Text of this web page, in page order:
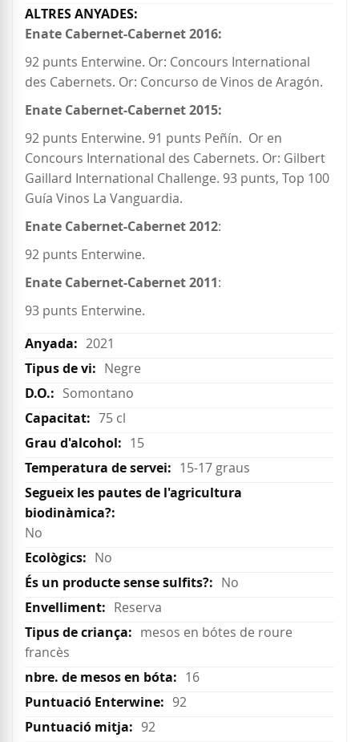
Enate Cabernet-Cabernet 2016:
92 punts Enterwine. Or: Concours International
des Cabernets. Or: Concurso de Vinos de Aragón.
Enate Cabernet-Cabernet 2015:
92 punts Enterwine. 91 punts Peñín. Or en
Concours International des Cabernets. Or: Gilbert
Gaillard International Challenge. 93 punts, Top 100
Guía Vinos La Vanguardia.
Enate Cabernet-Cabernet 2012:
92 punts Enterwine.
Enate Cabernet-Cabernet 2011:
93 punts Enterwine.
2021
Negre
Somontano
75 cl
15
15-17 graus
No
No
No
Reserva
mesos en bótes de roure
francès
16
92
92